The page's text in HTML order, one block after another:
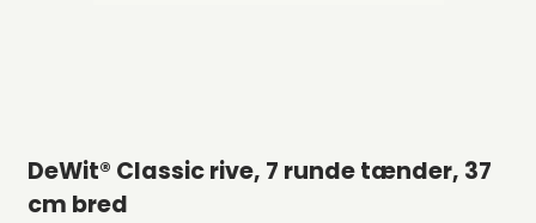
DeWit® Classic rive, 7 runde tænder, 37
cm bred